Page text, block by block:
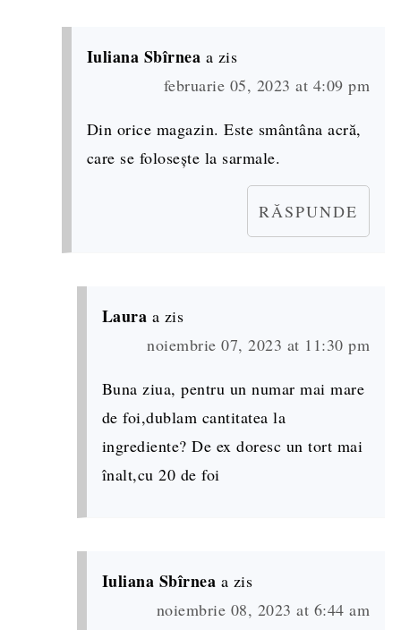
Iuliana Sbîrnea a zis
februarie 05, 2023 at 4:09 pm
Din orice magazin. Este smântâna acră,
care se folosește la sarmale.
RĂSPUNDE
Laura a zis
noiembrie 07, 2023 at 11:30 pm
Buna ziua, pentru un numar mai mare
de foi,dublam cantitatea la
ingrediente? De ex doresc un tort mai
înalt,cu 20 de foi
Iuliana Sbîrnea a zis
noiembrie 08, 2023 at 6:44 am